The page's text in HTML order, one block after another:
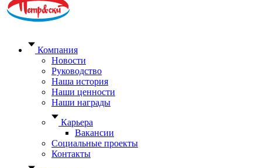
Компания
Новости
Руководство
Наша история
Наши ценности
Наши награды
Карьера
Вакансии
Социальные проекты
Контакты